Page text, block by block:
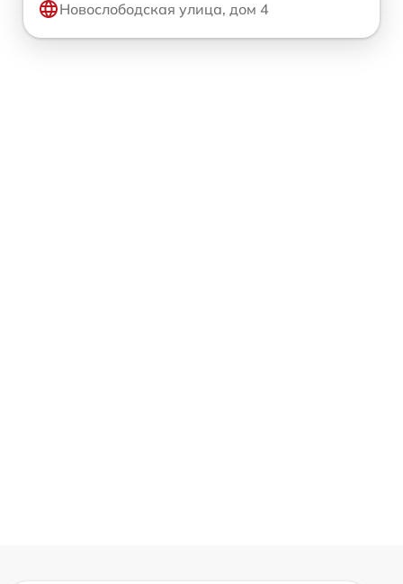
Новослободская улица, дом 4